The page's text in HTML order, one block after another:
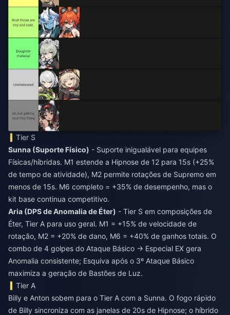
Tier S
Sunna (Suporte Físico) - Suporte inigualável para equipes
Físicas/híbridas. M1 estende a Hipnose de 12 para 15s (+25%
de tempo de atividade), M2 permite rotações de Supremo em
menos de 15s. M6 completo = +35% de desempenho, mas o
kit base continua competitivo.
Aria (DPS de Anomalia de Éter) - Tier S em composições de
Éter, Tier A para uso geral. M1 = +15% de velocidade de
rotação, M2 = +20% de dano, M6 = +40% de ganhos totais. O
combo de 4 golpes do Ataque Básico → Especial EX gera
Anomalia consistente; Esquiva após o 3º Ataque Básico
maximiza a geração de Bastões de Luz.
Tier A
Billy e Anton sobem para o Tier A com a Sunna. O fogo rápido
de Billy sincroniza com as janelas de 20s de Hipnose; o híbrido